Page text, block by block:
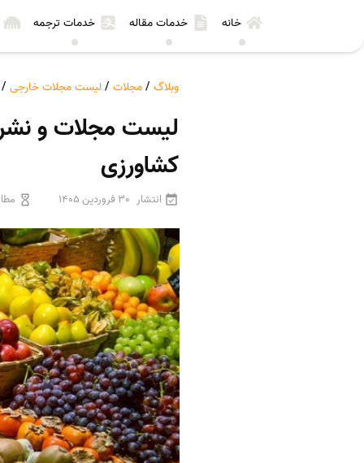
خانه خدمات مقاله خدمات ترجمه
وبلاگ /مجلات /لیست مجلات خارجی /
کشاورزی
انتشار 30 فروردین 1405